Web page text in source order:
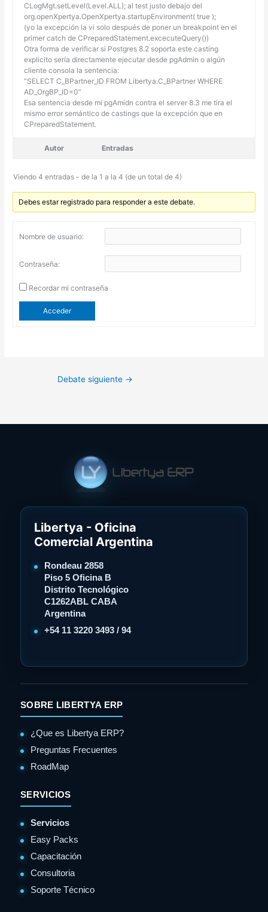
CLogMgt.setLevel(Level.ALL); al test justo debajo del
org.openXpertya.OpenXpertya.startupEnvironment( true );
(yo la excepción la vi solo después de poner un breakpoint en el
primer catch de CPreparedStatement.excecuteQuery())
Otra forma de verificar si Postgres 8.2 soporta este casting
explicito sería directamente ejecutar desde pgAdmin o algún
cliente consola la sentencia:
“SELECT C_BPartner_ID FROM Libertya.C_BPartner WHERE
AD_OrgBP_ID=0”
Esa sentencia desde mi pgAmidn contra el server 8.3 me tira el
mismo error semántico de castings que la excepción que en
CPreparedStatement.
Autor Entradas
Viendo 4 entradas - de la 1 a la 4 (de un total de 4)
Debes estar registrado para responder a este debate.
Nombre de usuario:
Contraseña:
Recordar mi contraseña
Acceder
Debate siguiente →
Libertya - Oficina
Comercial Argentina
Rondeau 2858
Piso 5 Oficina B
Distrito Tecnológico
C1262ABL CABA
Argentina
+54 11 3220 3493 / 94
SOBRE LIBERTYA ERP
¿Que es Libertya ERP?
Preguntas Frecuentes
RoadMap
SERVICIOS
Servicios
Easy Packs
Capacitación
Consultoria
Soporte Técnico